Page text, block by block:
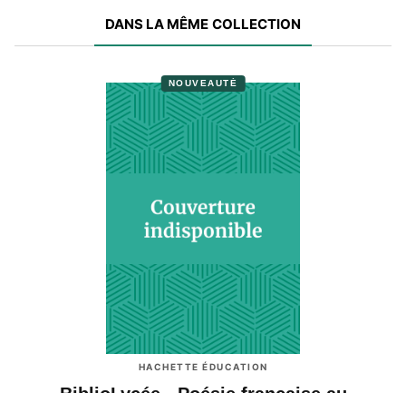
DANS LA MÊME COLLECTION
NOUVEAUTÉ
HACHETTE ÉDUCATION